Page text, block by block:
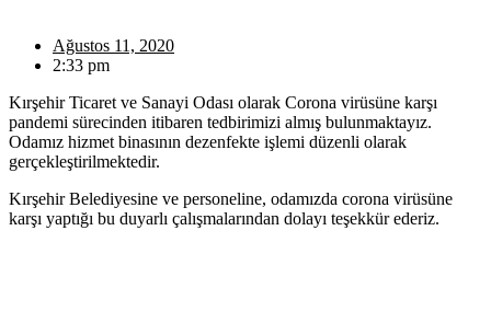
Ağustos 11, 2020
2:33 pm
Kırşehir Ticaret ve Sanayi Odası olarak Corona virüsüne karşı
pandemi sürecinden itibaren tedbirimizi almış bulunmaktayız.
Odamız hizmet binasının dezenfekte işlemi düzenli olarak
gerçekleştirilmektedir.
Kırşehir Belediyesine ve personeline, odamızda corona virüsüne
karşı yaptığı bu duyarlı çalışmalarından dolayı teşekkür ederiz.